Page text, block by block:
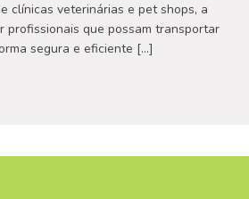
clínicas veterinárias e pet shops, a
profissionais que possam transportar
segura e eficiente […]